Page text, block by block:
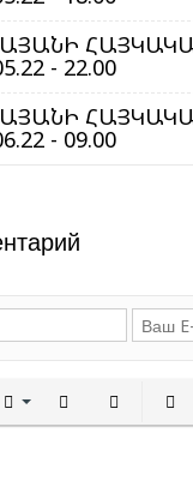
ՀԱՅԿԱԿԱՆ
- 22.00
ՀԱՅԿԱԿԱՆ
- 09.00